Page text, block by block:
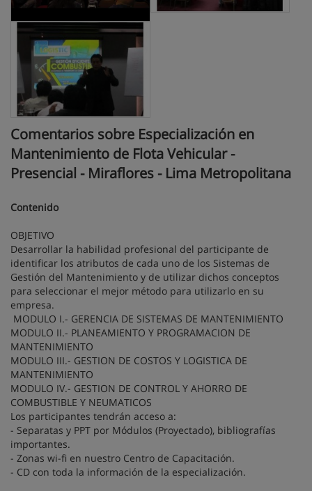
Comentarios sobre Especialización en
Mantenimiento de Flota Vehicular -
Presencial - Miraflores - Lima Metropolitana
Contenido
OBJETIVO
Desarrollar la habilidad profesional del participante de
identificar los atributos de cada uno de los Sistemas de
Gestión del Mantenimiento y de utilizar dichos conceptos
para seleccionar el mejor método para utilizarlo en su
empresa.
MODULO I.- GERENCIA DE SISTEMAS DE MANTENIMIENTO
MODULO II.- PLANEAMIENTO Y PROGRAMACION DE
MANTENIMIENTO
MODULO III.- GESTION DE COSTOS Y LOGISTICA DE
MANTENIMIENTO
MODULO IV.- GESTION DE CONTROL Y AHORRO DE
COMBUSTIBLE Y NEUMATICOS
Los participantes tendrán acceso a:
- Separatas y PPT por Módulos (Proyectado), bibliografías
importantes.
- Zonas wi-fi en nuestro Centro de Capacitación.
- CD con toda la información de la especialización.